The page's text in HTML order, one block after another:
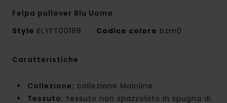
Felpa pullover Blu Uomo
Style ELYFT00188 Codice colore bzm0
Caratteristiche
Collezione: collezione Mainline
Tessuto: tessuto non spazzolato in spugna di